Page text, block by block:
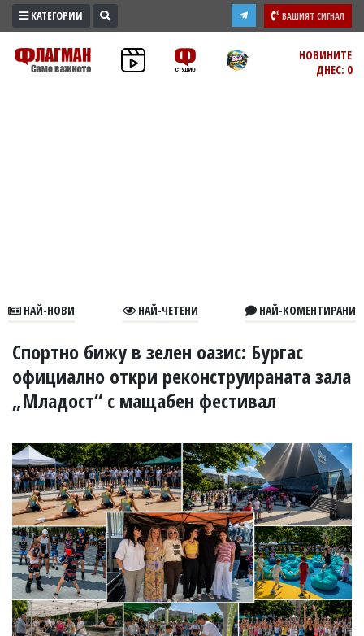
ПРОМО
ЗОНА
В
УКРАЙНА
СПОРТ
БИЗНЕС
ЮГ
Управители:
Веселин
Василев,
email:
v.vasilev@flagman.bg
Катя
Касабова,
еmail:k.kassabova@flagman.bg
КАТЕГОРИИ ВАШИЯТ СИГНАЛ
НОВИНИТЕ
ДНЕС: 0
НАЙ-НОВИ НАЙ-ЧЕТЕНИ НАЙ-КОМЕНТИРАНИ
Спортно бижу в зелен оазис: Бургас
официално откри реконструираната зала
„Младост“ с мащабен фестивал